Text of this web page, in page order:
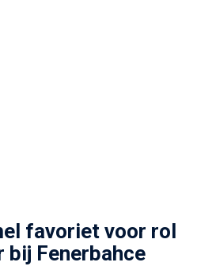
favoriet voor rol
Fenerbahce